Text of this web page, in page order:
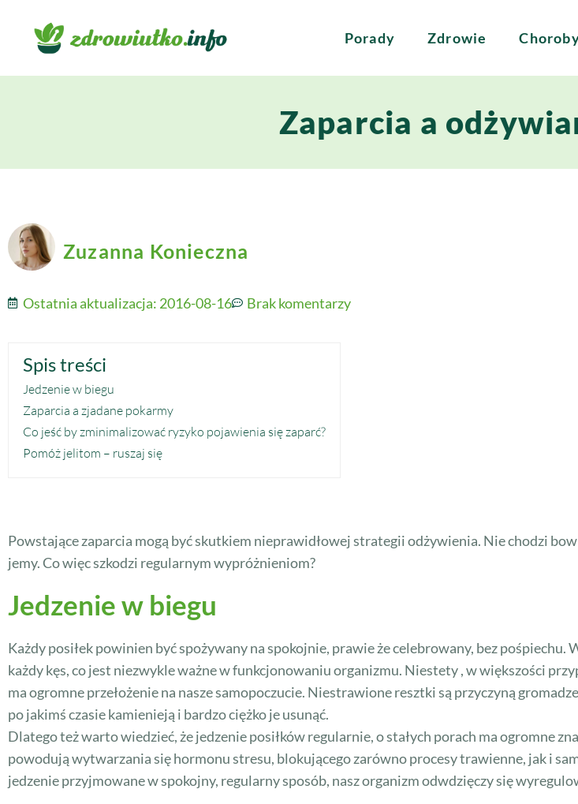
Porady Zdrowie
Zaparcia a
Zuzanna Konieczna
Ostatnia aktualizacja: 2016-08-16 Brak komentarzy
Spis treści
Jedzenie w biegu
Zaparcia a zjadane pokarmy
Co jeść by zminimalizować ryzyko pojawienia się zaparć?
Pomóż jelitom – ruszaj się
Powstające zaparcia mogą być skutkiem nieprawidłowej strategii odżywienia. Nie chodzi
jemy. Co więc szkodzi regularnym wypróżnieniom?
Jedzenie w biegu
Każdy posiłek powinien być spożywany na spokojnie, prawie że celebrowany, bez pośpiechu.
każdy kęs, co jest niezwykle ważne w funkcjonowaniu organizmu. Niestety , w większości
ma ogromne przełożenie na nasze samopoczucie. Niestrawione resztki są przyczyną
po jakimś czasie kamienieją i bardzo ciężko je usunąć.
Dlatego też warto wiedzieć, że jedzenie posiłków regularnie, o stałych porach ma ogromne
powodują wytwarzania się hormonu stresu, blokującego zarówno procesy trawienne, jak i
jedzenie przyjmowane w spokojny, regularny sposób, nasz organizm odwdzięczy się